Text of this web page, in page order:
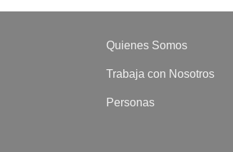
Quienes Somos
Trabaja con Nosotros
Personas